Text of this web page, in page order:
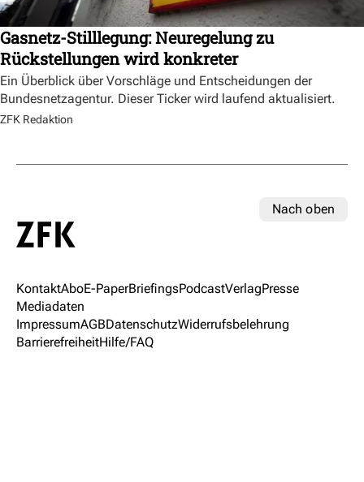
Gasnetz-Stilllegung: Neuregelung zu
Rückstellungen wird konkreter
Ein Überblick über Vorschläge und Entscheidungen der
Bundesnetzagentur. Dieser Ticker wird laufend aktualisiert.
ZFK Redaktion
Nach oben
KontaktAboE-PaperBriefingsPodcastVerlagPresse
Mediadaten
ImpressumAGBDatenschutzWiderrufsbelehrung
BarrierefreiheitHilfe/FAQ